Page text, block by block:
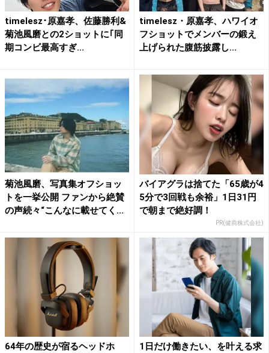
timelesz･原嘉孝、佐藤勝利&
菊池風磨との2ショットに｢同
期コンビ最高すぎ...
timelesz・原嘉孝、ハワイオ
フショットでメンバーの鍛え
上げられた腹筋披露し...
菊池風磨、写真集オフショッ
トを一挙公開 ファンから絶賛
の声続々“こんなに載せてく...
バイアグラは捨てた「65歳が4
5分で3回戦も余裕」1日31円
で朝まで絶好調！
PR(健商株式会社)
64年の歴史が宿るヘッドホ
1日だけ働きたい、を叶える求